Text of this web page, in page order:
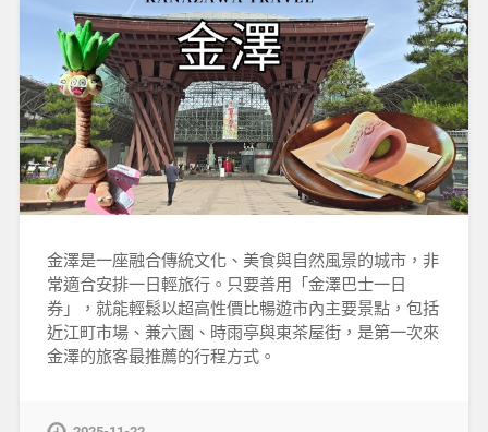
金澤是一座融合傳統文化、美食與自然風景的城市，非
常適合安排一日輕旅行。只要善用「金澤巴士一日
券」，就能輕鬆以超高性價比暢遊市內主要景點，包括
近江町市場、兼六園、時雨亭與東茶屋街，是第一次來
金澤的旅客最推薦的行程方式。